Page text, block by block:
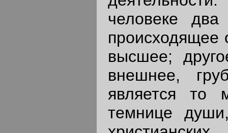
человеке
происходящее
высшее;
внешнее,
является то
темнице